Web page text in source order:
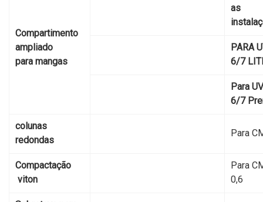
Compartimento
ampliado
para mangas
as
PARA
6/7
Para
6/7
colunas
redondas
Para
Compactação
viton
Para
0,6